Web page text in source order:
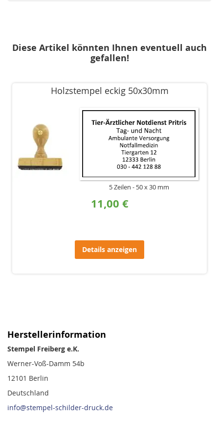
Diese Artikel könnten Ihnen eventuell auch
gefallen!
Holzstempel eckig 50x30mm
5 Zeilen 50 x 30 mm
11,00 €
Details anzeigen
Herstellerinformation
Stempel Freiberg e.K.
Werner-Voß-Damm 54b
12101 Berlin
Deutschland
info@stempel-schilder-druck.de